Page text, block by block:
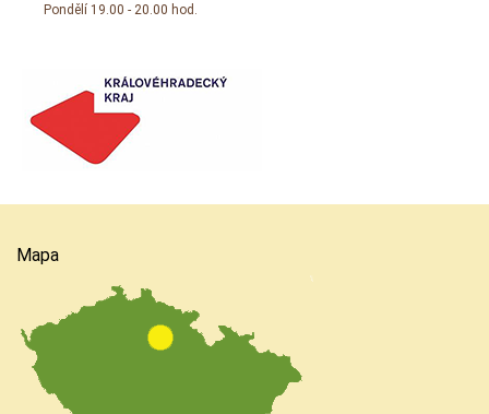
Pondělí 19.00 - 20.00 hod.
Mapa